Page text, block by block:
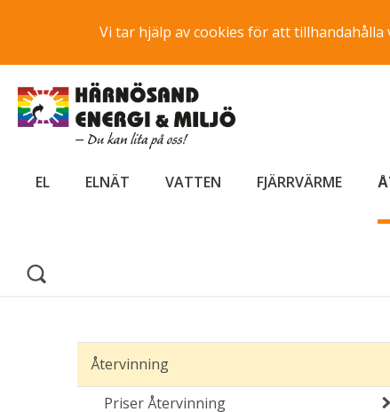
Vi tar hjälp av cookies för att
EL ELNÄT VATTEN FJÄRRVÄRME
Återvinning
Priser Återvinning